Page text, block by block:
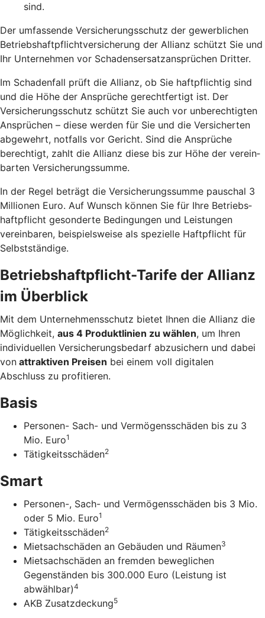
sind.
Der umfassende Versicherungs­schutz der gewerblichen
Betriebshaft­pflicht­versicherung der Allianz schützt Sie und
Ihr Unternehmen vor Schadens­ersatz­ansprüchen Dritter.
Im Schaden­fall prüft die Allianz, ob Sie haft­pflichtig sind
und die Höhe der An­sprüche gerecht­fertigt ist. Der
Versicherungs­schutz schützt Sie auch vor un­berechtigten
Ansprüchen – diese werden für Sie und die Versicherten
abgewehrt, notfalls vor Gericht. Sind die Ansprüche
berechtigt, zahlt die Allianz diese bis zur Höhe der verein­
barten Versicherungs­summe.
In der Regel beträgt die Versicherungs­summe pauschal 3
Millionen Euro. Auf Wunsch können Sie für Ihre Betriebs­
haftpflicht gesonderte Bedingungen und Leistungen
vereinbaren, beispielsweise als spezielle Haft­pflicht für
Selbst­ständige.
Betriebs­haftpflicht-Tarife der Allianz
im Überblick
Mit dem Unternehmens­schutz bietet Ihnen die Allianz die
Möglichkeit, aus 4 Produkt­linien zu wählen, um Ihren
individuellen Versicherungs­bedarf abzusichern und dabei
von attraktiven Preisen bei einem voll digitalen
Abschluss zu profitieren.
Basis
Personen- Sach- und Vermögensschäden bis zu 3
Mio. Euro1
Tätigkeitsschäden2
Smart
Personen-, Sach- und Vermögensschäden bis 3 Mio.
oder 5 Mio. Euro1
Tätigkeitsschäden2
Mietsachschäden an Gebäuden und Räumen3
Mietsachschäden an fremden beweglichen
Gegenständen bis 300.000 Euro (Leistung ist
abwählbar)4
AKB Zusatzdeckung5